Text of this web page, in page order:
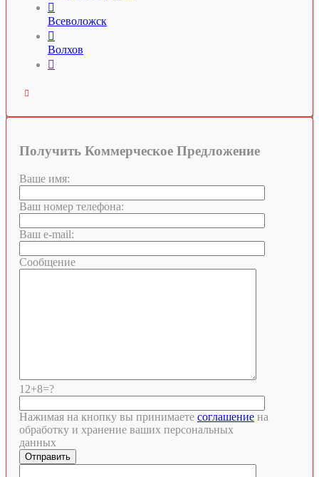

Всеволожск

Волхов


Получить Коммерческое Предложение
Ваше имя:
Ваш номер телефона:
Ваш e-mail:
Сообщение
12+8=?
Нажимая на кнопку вы принимаете соглашение на
обработку и хранение ваших персональных
данных